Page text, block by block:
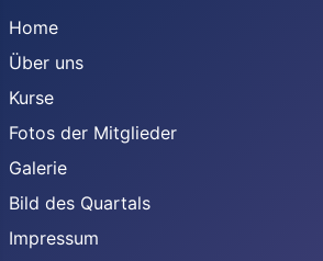
Home
Über uns
Kurse
Fotos der Mitglieder
Galerie
Bild des Quartals
Impressum